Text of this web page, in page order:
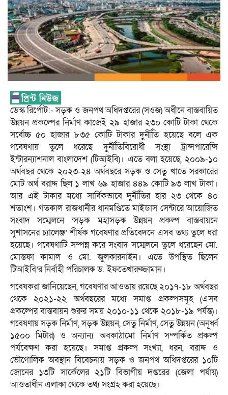
ডেস্ক রির্পোট:- সড়ক ও জনপথ অধিদপ্তরের (সওজ) অধীনে বাস্তবায়িত
উন্নয়ন প্রকল্পের নির্মাণ কাজেই ২৯ হাজার ২৩০ কোটি টাকা থেকে
সর্বোচ্চ ৫০ হাজার ৮৩৫ কোটি টাকার দুর্নীতি হয়েছে বলে এক
গবেষণায় তুলে ধরেছে দুর্নীতিবিরোধী সংস্থা ট্রান্সপারেন্সি
ইন্টারন্যাশনাল বাংলাদেশ (টিআইবি)। এতে বলা হয়েছে, ২০০৯-১০
অর্থবছর থেকে ২০২৩-২৪ অর্থবছরে সড়ক ও সেতু খাতে সরকারের
মোট অর্থ বরাদ্দ ছিল ১ লাখ ৬৯ হাজার ৪৪৯ কোটি ৯৩ লাখ টাকা।
আর এই টাকার মধ্যে সার্বিকভাবে দুর্নীতির হার ২৩ থেকে ৪০
শতাংশ। গতকাল রাজধানীর ধানমণ্ডিতে মাইডাস সেন্টারে আয়োজিত
সংবাদ সম্মেলনে ‘সড়ক মহাসড়ক উন্নয়ন প্রকল্প বাস্তবায়নে
সুশাসনের চ্যালেঞ্জ’ শীর্ষক গবেষণার প্রতিবেদনে এসব তথ্য তুলে ধরা
হয়েছে। গবেষণাটি সম্পন্ন করে সংবাদ সম্মেলনে তুলে ধরেছেন মো.
মোস্তফা কামাল ও মো. জুলকারনাইন। এতে উপস্থিত ছিলেন
টিআইবি’র নির্বাহী পরিচালক ড. ইফতেখারুজ্জামান।
গবেষকরা জানিয়েছেন, গবেষণার আওতায় রয়েছে ২০১৭-১৮ অর্থবছর
থেকে ২০২১-২২ অর্থবছরের মধ্যে সমাপ্ত প্রকল্পসমূহ (এসব
প্রকল্পের বাস্তবায়ন শুরুর সময় ২০১০-১১ থেকে ২০১৮-১৯ পর্যন্ত)।
গবেষণায় সড়ক নির্মাণ, সড়ক উন্নয়ন, সেতু নির্মাণ, সেতু উন্নয়ন (অনূর্ধ্ব
১৫০০ মিটার) ও অন্যান্য অবকাঠামো নির্মাণ সম্পর্কিত প্রকল্প
পর্যবেক্ষণ করা হয়েছে। সমাপ্ত প্রকল্প সংখ্যা, ধরন, বরাদ্দ ও
ভৌগোলিক অবস্থান বিবেচনায় সড়ক ও জনপথ অধিদপ্তরের ১০টি
জোনের ১৩টি সার্কেলের ২১টি বিভাগীয় দপ্তরের (জেলা পর্যায়)
আওতাধীন এলাকা থেকে তথ্য সংগ্রহ করা হয়েছে।